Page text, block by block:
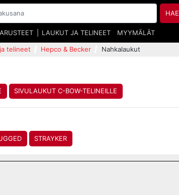
HAE
LAUKUT JA TELINEET MYYMÄLÄT
telineet Hepco & Becker Nahkalaukut
SIVULAUKUT C-BOW-TELINEILLE
STRAYKER